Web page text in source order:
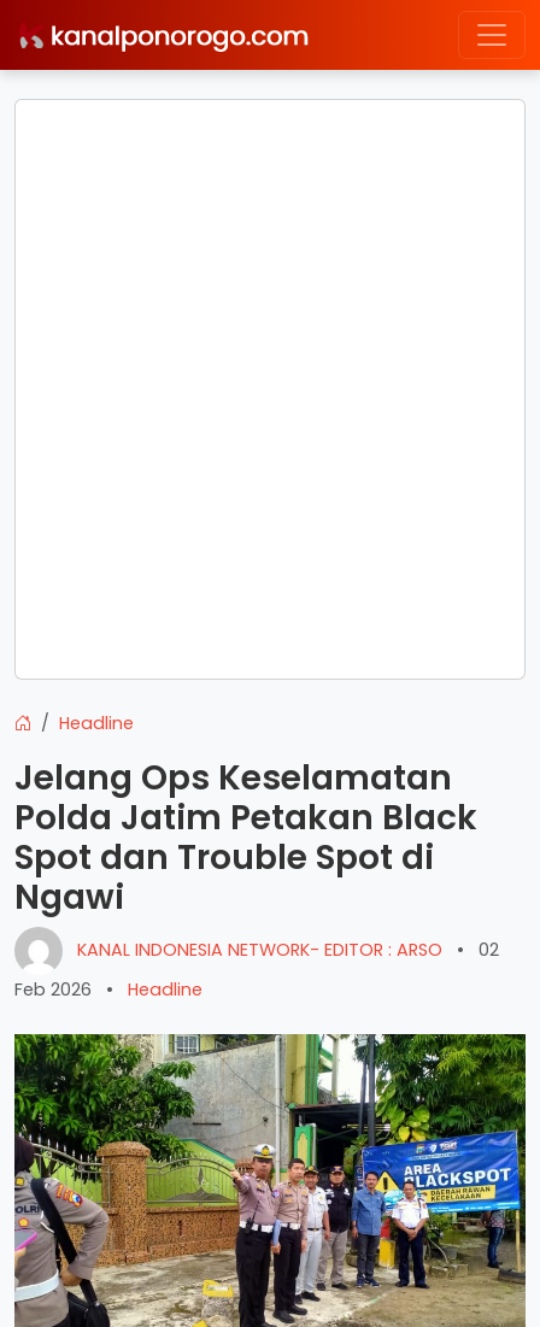
Headline
Jelang Ops Keselamatan
Polda Jatim Petakan Black
Spot dan Trouble Spot di
Ngawi
KANAL INDONESIA NETWORK- EDITOR : ARSO •
02
Feb 2026
• Headline